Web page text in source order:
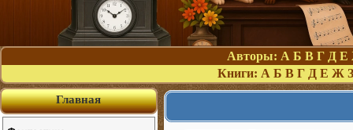
Авторы: А Б В Г Д Е
Книги: А Б В Г Д Е Ж З
Главная